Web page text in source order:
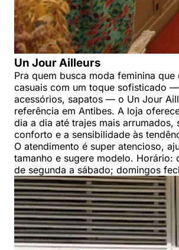
Un Jour Ailleurs
Pra quem busca moda feminina
casuais com um toque sofisticado
acessórios, sapatos — o Un Jour
referência em Antibes. A loja
dia a dia até trajes mais arrumados,
conforto e a sensibilidade às
O atendimento é super atencioso,
tamanho e sugere modelo. Horário:
de segunda a sábado; domingos